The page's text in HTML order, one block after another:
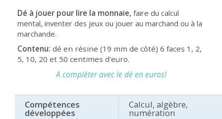
Dé à jouer pour lire la monnaie, faire du calcul
mental, inventer des jeux ou jouer au marchand ou à la
marchande.
Contenu: dé en résine (19 mm de côté) 6 faces 1, 2,
5, 10, 20 et 50 centimes d'euro.
A compléter avec le dé en euros!
Compétences
développées
Calcul, algèbre,
numération